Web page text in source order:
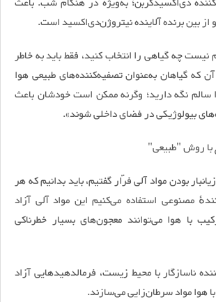
بین‌ برنده آلاینده نیتروژن‌دی‌اکسید است.
چه گیاهی را انتخاب کنید، فقط باید به خاطر
که گیاهان به‌عنوان تصفیه‌کننده‌های طبیعی هوا
سالم نگه دارید؛ وگرنه ممکن است خودشان باعث
بیولوژیکی در فضای داخلی شوند».
بودن مواد آلی فرّار گفتیم، باید بدانیم که هر
مصنوعی استفاده می‌کنیم این مواد آلی آزاد
با هوا می‌توانند معجون‌های بسیار خطرناکی
ناسازگار با محیط زیست، فرمالدهید‌هایی آزاد
هوا مواد سرطان‌زایی می‌سازند.